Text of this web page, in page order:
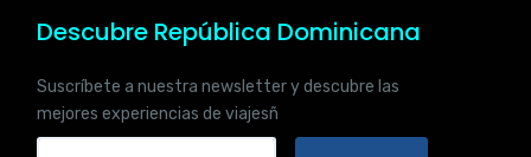
Descubre República Dominicana
Suscríbete a nuestra newsletter y descubre las
mejores experiencias de viajesñ